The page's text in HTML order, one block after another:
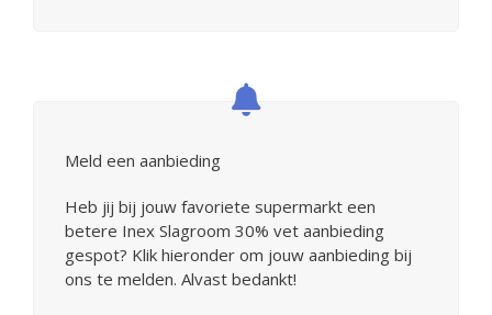
Meld een aanbieding
Heb jij bij jouw favoriete supermarkt een
betere Inex Slagroom 30% vet aanbieding
gespot? Klik hieronder om jouw aanbieding bij
ons te melden. Alvast bedankt!